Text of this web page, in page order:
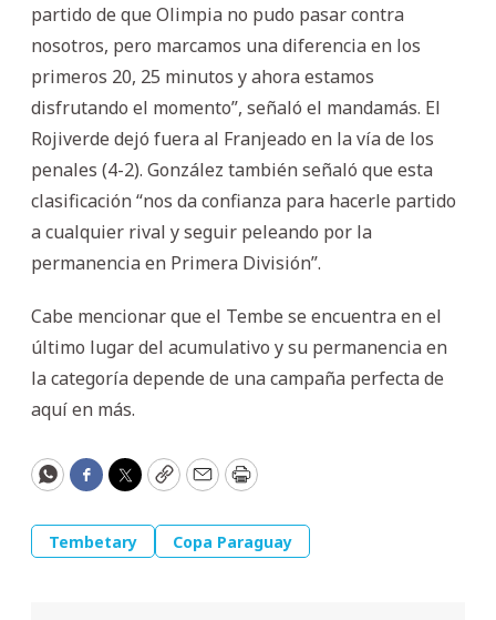
partido de que Olimpia no pudo pasar contra
nosotros, pero marcamos una diferencia en los
primeros 20, 25 minutos y ahora estamos
disfrutando el momento”, señaló el mandamás. El
Rojiverde dejó fuera al Franjeado en la vía de los
penales (4-2). González también señaló que esta
clasificación “nos da confianza para hacerle partido
a cualquier rival y seguir peleando por la
permanencia en Primera División”.
Cabe mencionar que el Tembe se encuentra en el
último lugar del acumulativo y su permanencia en
la categoría depende de una campaña perfecta de
aquí en más.
WhatsApp
Facebook
Twitter
CopyEmailPrint
Tembetary Copa Paraguay